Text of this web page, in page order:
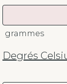
grammes
Degrés